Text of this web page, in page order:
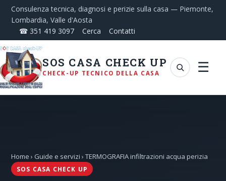
Consulenza tecnica, diagnosi e perizie sulla casa — Piemonte,
Lombardia, Valle d'Aosta
☎ 351 419 3097
Cerca Contatti
SOS CASA CHECK UP
CHECK-UP TECNICO DELLA CASA ☰
Home › Guide e servizi › TERMOGRAFIA infiltrazioni acqua perizia
SOS CASA CHECK UP